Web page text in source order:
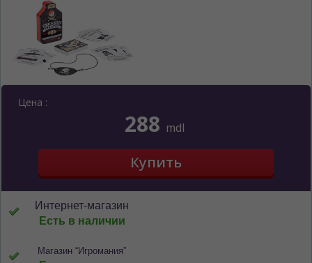
Цена :
288 mdl
Интернет-магазин
Есть в наличии
Магазин “Игромания”
ЯЗЫК САЙТА / LIMBA SITE-ULUI